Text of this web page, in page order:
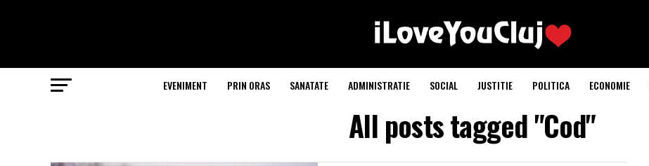
EVENIMENT PRIN ORAS SANATATE ADMINISTRATIE SOCIAL JUSTITIE POLITICA ECONOMIE
All posts tagged "Cod"